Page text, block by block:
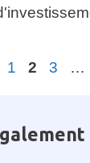
Page
1 Page
2 Page
3 …